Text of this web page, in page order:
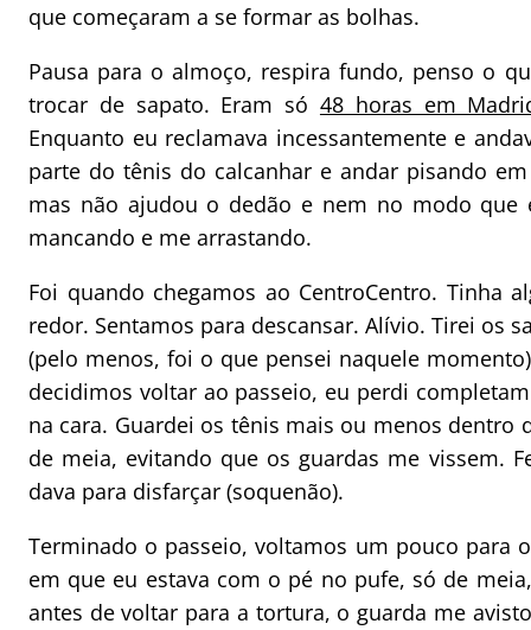
que começaram a se formar as bolhas.
Pausa para o almoço, respira fundo, penso o
trocar de sapato. Eram só 48 horas em
Enquanto eu reclamava incessantemente e
parte do tênis do calcanhar e andar pisando
mas não ajudou o dedão e nem no modo que
mancando e me arrastando.
Foi quando chegamos ao CentroCentro. Tinha
redor. Sentamos para descansar. Alívio. Tirei os
(pelo menos, foi o que pensei naquele
decidimos voltar ao passeio, eu perdi
na cara. Guardei os tênis mais ou menos dentro
de meia, evitando que os guardas me vissem.
dava para disfarçar (soquenão).
Terminado o passeio, voltamos um pouco para
em que eu estava com o pé no pufe, só de
antes de voltar para a tortura, o guarda me